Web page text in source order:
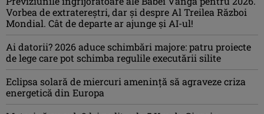
Vorbea de extratereștri, dar și despre Al Treilea Război
Mondial. Cât de departe ar ajunge și AI-ul!
Ai datorii? 2026 aduce schimbări majore: patru proiecte
de lege care pot schimba regulile executării silite
Eclipsa solară de miercuri ameninţă să agraveze criza
energetică din Europa